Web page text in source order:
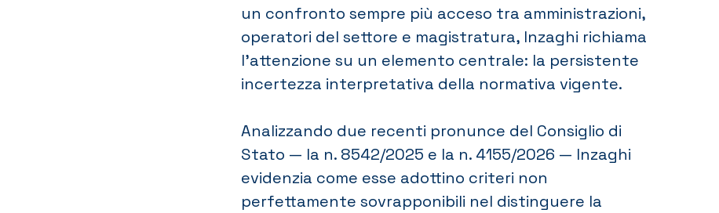
un confronto sempre più acceso tra amministrazioni,
operatori del settore e magistratura, Inzaghi richiama
l’attenzione su un elemento centrale: la persistente
incertezza interpretativa della normativa vigente.
Analizzando due recenti pronunce del Consiglio di
Stato — la n. 8542/2025 e la n. 4155/2026 — Inzaghi
evidenzia come esse adottino criteri non
perfettamente sovrapponibili nel distinguere la